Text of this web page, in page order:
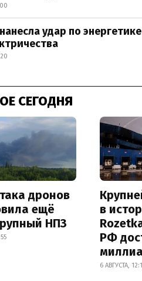
удар по
СЕГОДНЯ
дронов
ещё
НПЗ
в
РФ
6 АВГУСТА,